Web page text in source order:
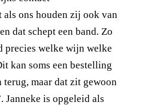
als ons houden zij ook van
dat schept een band. Zo
precies welke wijn welke
kan soms een bestelling
terug, maar dat zit gewoon
Janneke is opgeleid als